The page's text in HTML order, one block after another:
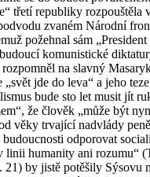
třetí republiky rozpouštěla
zvaném Národní
požehnal sám „President
komunistické
rozpomněl na slavný
„svět jde do leva“ a jeho
bude sto let musit jít
že člověk „může být
věky trvající nadvlády
odporovat
linii humanity ani rozumu“
21) by jistě potěšily Sýsovu